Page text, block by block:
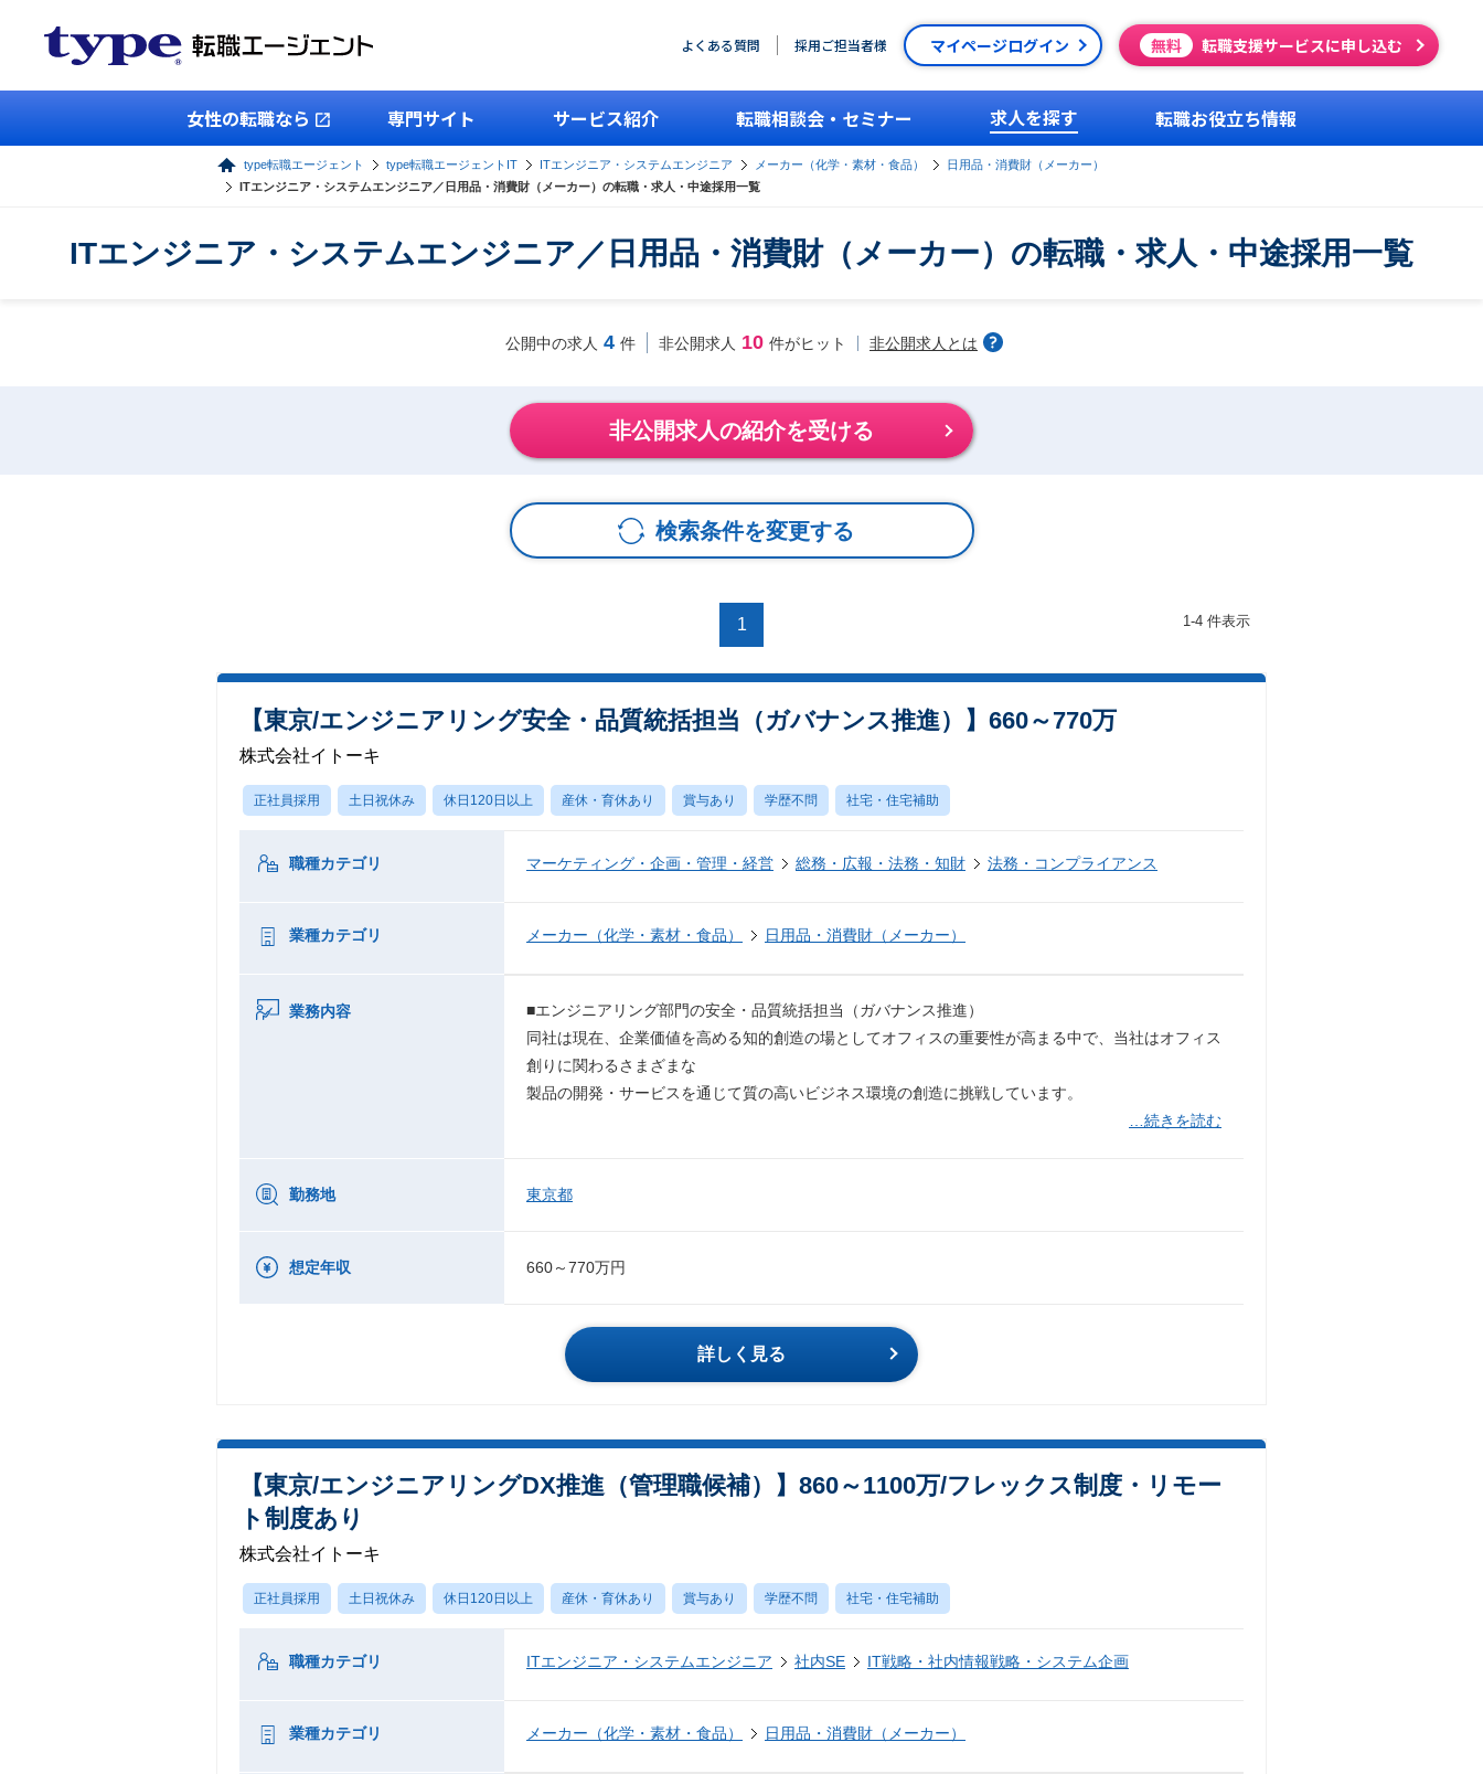
よくある質問 採用ご担当者様 マイページログイン 無料 転職支援サービスに申し込む
女性の転職なら 専門サイト サービス紹介 転職相談会・セミナー 求人を探す 転職お役立ち情報
type転職エージェント type転職エージェントIT ITエンジニア・システムエンジニア メーカー（化学・素材・食品）
日用品・消費財（メーカー）
ITエンジニア・システムエンジニア／日用品・消費財（メーカー）の転職・求人・中途採用一覧
ITエンジニア・システムエンジニア／日用品・消費財（メーカー）の転職・求人・中途採用一覧
公開中の求人 4 件 非公開求人 10 件がヒット 非公開求人とは
非公開求人の紹介を受ける
検索条件を変更する
1 1-4 件表示
【東京/エンジニアリング安全・品質統括担当（ガバナンス推進）】660～770万
株式会社イトーキ
正社員採用 土日祝休み 休日120日以上 産休・育休あり 賞与あり 学歴不問 社宅・住宅補助
職種カテゴリ マーケティング・企画・管理・経営 総務・広報・法務・知財 法務・コンプライアンス
業種カテゴリ メーカー（化学・素材・食品） 日用品・消費財（メーカー）
業務内容
■エンジニアリング部門の安全・品質統括担当（ガバナンス推進）
同社は現在、企業価値を高める知的創造の場としてオフィスの重要性が高まる中で、当社はオフィス
創りに関わるさまざまな
製品の開発・サービスを通じて質の高いビジネス環境の創造に挑戦しています。
…続きを読む
勤務地 東京都
想定年収 660～770万円
詳しく見る
【東京/エンジニアリングDX推進（管理職候補）】860～1100万/フレックス制度・リモー
ト制度あり
株式会社イトーキ
正社員採用 土日祝休み 休日120日以上 産休・育休あり 賞与あり 学歴不問 社宅・住宅補助
職種カテゴリ ITエンジニア・システムエンジニア 社内SE IT戦略・社内情報戦略・システム企画
業種カテゴリ メーカー（化学・素材・食品） 日用品・消費財（メーカー）